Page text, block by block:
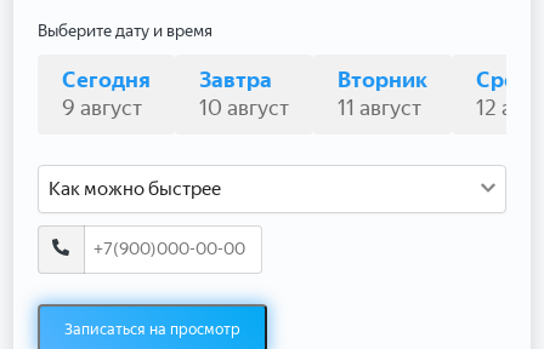
Выберите дату и время
Сегодня
9 август
Завтра
10 август
Вторник
11 август
Среда
12
Как можно быстрее
Записаться на просмотр